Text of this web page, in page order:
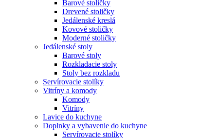
Barové stoličky
Drevené stoličky
Jedálenské kreslá
Kovové stoličky
Moderné stoličky
Jedálenské stoly
Barové stoly
Rozkladacie stoly
Stoly bez rozkladu
Servírovacie stolíky
Vitríny a komody
Komody
Vitríny
Lavice do kuchyne
Doplnky a vybavenie do kuchyne
Servírovacie stolíky